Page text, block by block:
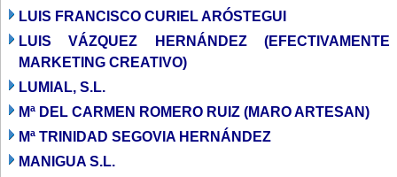
LUIS FRANCISCO CURIEL ARÓSTEGUI
LUIS VÁZQUEZ HERNÁNDEZ (EFECTIVAMENTE
MARKETING CREATIVO)
LUMIAL, S.L.
Mª DEL CARMEN ROMERO RUIZ (MARO ARTESAN)
Mª TRINIDAD SEGOVIA HERNÁNDEZ
MANIGUA S.L.